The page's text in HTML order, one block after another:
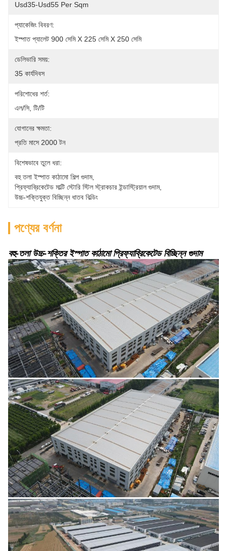
Usd35-Usd55 Per Sqm
প্যাকেজিং বিবরণ:
ইস্পাত প্যালেট 900 সেমি X 225 সেমি X 250 সেমি
ডেলিভারি সময়:
35 কার্যদিবস
পরিশোধের শর্ত:
এল/সি, টি/টি
যোগানের ক্ষমতা:
প্রতি মাসে 2000 টন
বিশেষভাবে তুলে ধরা:
বহু তলা ইস্পাত কাঠামো শিল্প গুদাম,
প্রিফ্যাব্রিকেটেড মাল্টি স্টোরি স্টিল স্ট্রাকচার ইন্ডাস্ট্রিয়াল গুদাম,
উচ্চ-শক্তিযুক্ত বিচ্ছিন্ন ধাতব বিল্ডিং
পণ্যের বর্ণনা
বহু-তলা উচ্চ-শক্তির ইস্পাত কাঠামো প্রিফ্যাব্রিকেটেড বিচ্ছিন্ন গুদাম